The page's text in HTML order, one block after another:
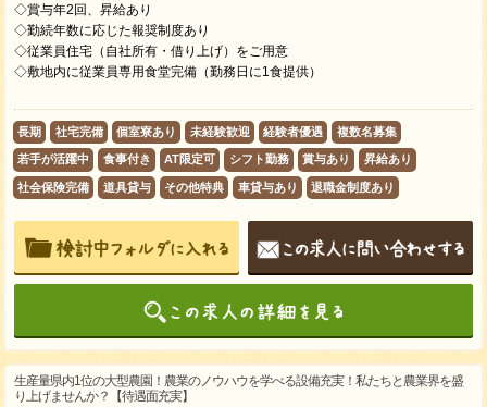
◇賞与年2回、昇給あり
◇勤続年数に応じた報奨制度あり
◇従業員住宅（自社所有・借り上げ）をご用意
◇敷地内に従業員専用食堂完備（勤務日に1食提供）
長期 社宅完備 個室寮あり 未経験歓迎 経験者優遇 複数名募集
若手が活躍中 食事付き AT限定可 シフト勤務 賞与あり 昇給あり
社会保険完備 道具貸与 その他特典 車貸与あり 退職金制度あり
生産量県内1位の大型農園！農業のノウハウを学べる設備充実！私たちと農業界を盛
り上げませんか？【待遇面充実】